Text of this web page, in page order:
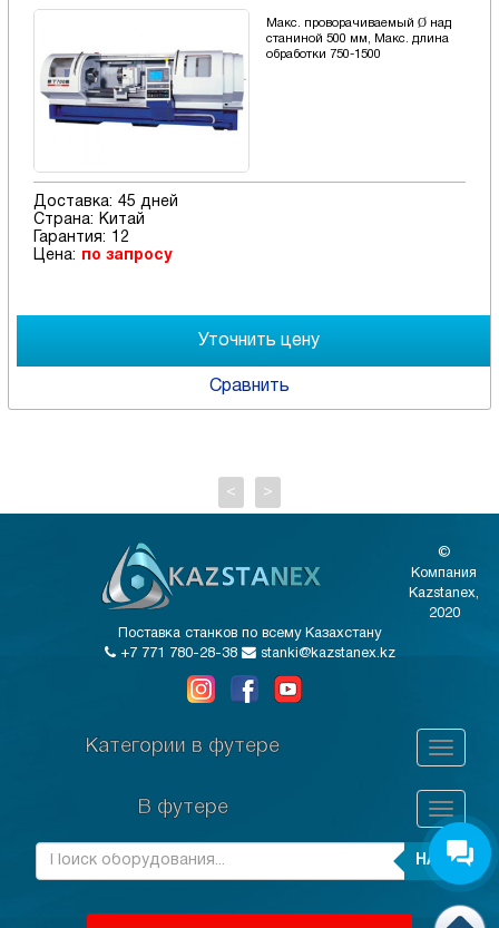
Макс. проворачиваемый Ø над
станиной 500 мм, Макс. длина
обработки 750-1500
Доставка: 45 дней
Страна:
Китай
Гарантия:
12
Цена:
по запросу
Сравнить
< >
©
Компания
Kazstanex,
2020
Поставка станков по всему Казахстану
+7 771 780-28-38
stanki@kazstanex.kz
Категории в футере
В футере
НАЙТИ